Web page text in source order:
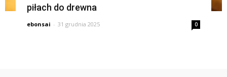
piłach do drewna
ebonsai - 31 grudnia 2025 0